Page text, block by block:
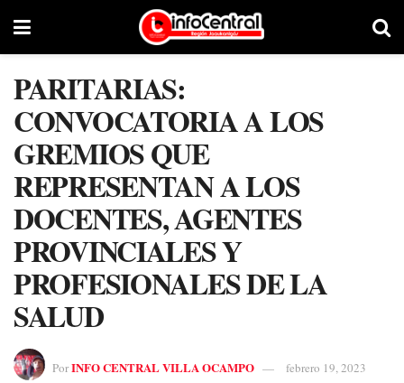
PARITARIAS:
CONVOCATORIA A LOS
GREMIOS QUE
REPRESENTAN A LOS
DOCENTES, AGENTES
PROVINCIALES Y
PROFESIONALES DE LA
SALUD
PorINFO CENTRAL VILLA OCAMPO febrero 19, 2023